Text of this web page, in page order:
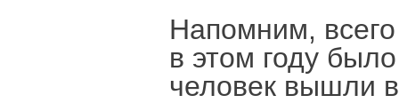
Напомним,
в этом году
человек вышли